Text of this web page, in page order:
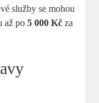
služby se mohou
až po5 000 Kč za